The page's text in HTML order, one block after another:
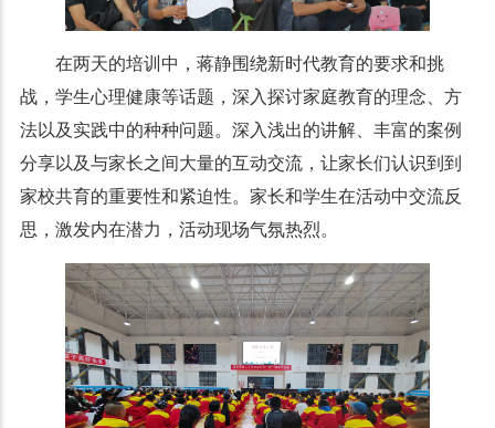
在两天的培训中，蒋静围绕新时代教育的要求和挑
战，学生心理健康等话题，深入探讨家庭教育的理念、方
法以及实践中的种种问题。深入浅出的讲解、丰富的案例
分享以及与家长之间大量的互动交流，让家长们认识到到
家校共育的重要性和紧迫性。家长和学生在活动中交流反
思，激发内在潜力，活动现场气氛热烈。